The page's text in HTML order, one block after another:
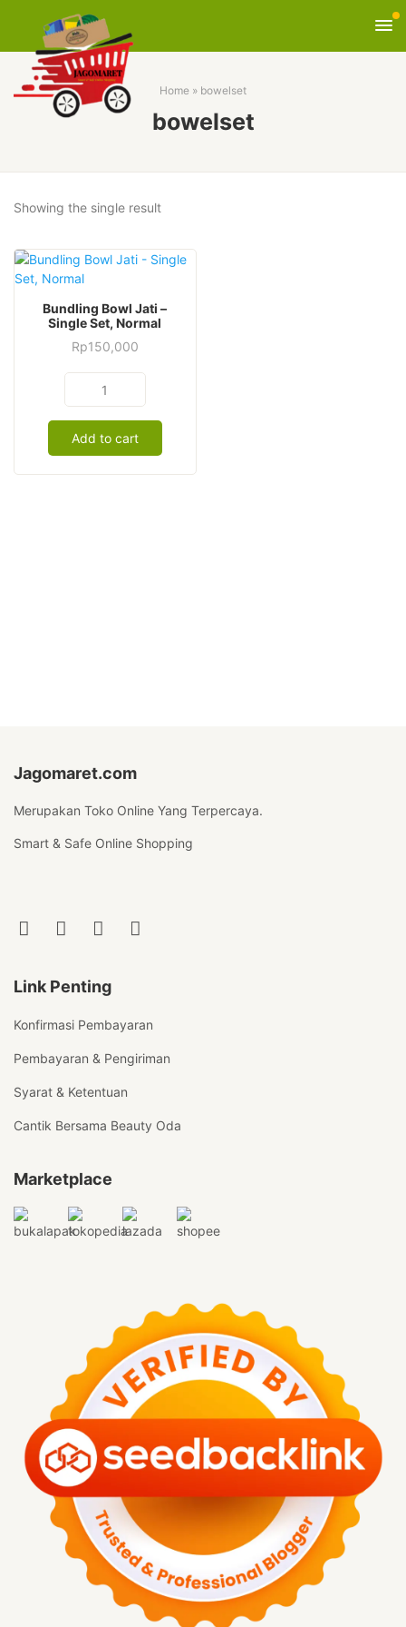
Home » bowelset
bowelset
Showing the single result
Bundling Bowl Jati –
Single Set, Normal
Rp150,000
Bowl
Jati
-
Single
Set,
Add to cart
Jagomaret.com
Merupakan Toko Online Yang Terpercaya.
Smart & Safe Online Shopping
Link Penting
Konfirmasi Pembayaran
Pembayaran & Pengiriman
Syarat & Ketentuan
Cantik Bersama Beauty Oda
Marketplace